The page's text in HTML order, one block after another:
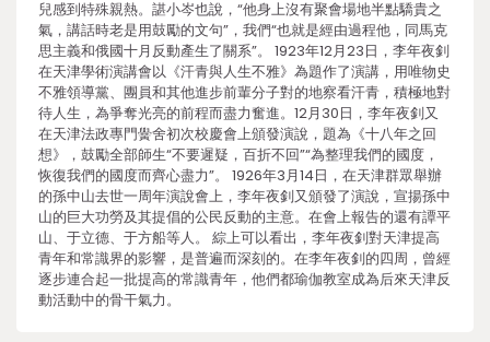
兒感到特殊親熱。諶小岑也說，“他身上沒有聚會場地半點驕貴之
氣，講話時老是用鼓勵的文句”，我們“也就是經由過程他，同馬克
思主義和俄國十月反動產生了關系”。 1923年12月23日，李年夜釗
在天津學術演講會以《汗青與人生不雅》為題作了演講，用唯物史
不雅領導黨、團員和其他進步前輩分子對的地察看汗青，積極地對
待人生，為爭奪光亮的前程而盡力奮進。12月30日，李年夜釗又
在天津法政專門黌舍初次校慶會上頒發演說，題為《十八年之回
想》，鼓勵全部師生“不要遲疑，百折不回”“為整理我們的國度，
恢復我們的國度而齊心盡力”。 1926年3月14日，在天津群眾舉辦
的孫中山去世一周年演說會上，李年夜釗又頒發了演說，宣揚孫中
山的巨大功勞及其提倡的公民反動的主意。在會上報告的還有譚平
山、于立德、于方船等人。 綜上可以看出，李年夜釗對天津提高
青年和常識界的影響，是普遍而深刻的。在李年夜釗的四周，曾經
逐步連合起一批提高的常識青年，他們都瑜伽教室成為后來天津反
動活動中的骨干氣力。